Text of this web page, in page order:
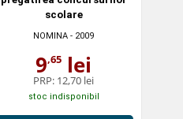
scolare
NOMINA - 2009
9,65 lei
PRP: 12,70 lei
stoc indisponibil